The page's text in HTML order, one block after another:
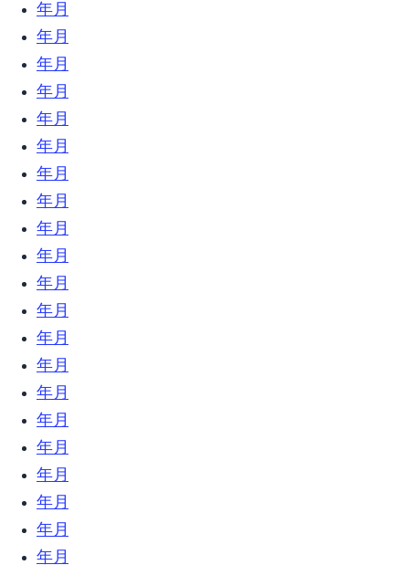
2019年6月 (23)
2019年5月 (6)
2019年4月 (12)
2019年3月 (18)
2019年2月 (17)
2019年1月 (34)
2018年12月 (18)
2018年11月 (17)
2018年10月 (16)
2018年9月 (17)
2018年8月 (13)
2018年7月 (32)
2018年6月 (23)
2018年5月 (26)
2018年4月 (10)
2018年3月 (18)
2018年2月 (31)
2018年1月 (27)
2017年12月 (9)
2017年11月 (6)
2017年10月 (27)